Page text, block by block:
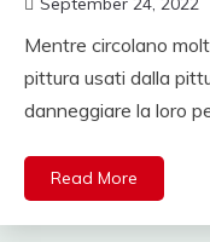
Mentre circolano
pittura usati dalla
danneggiare la loro
Read More